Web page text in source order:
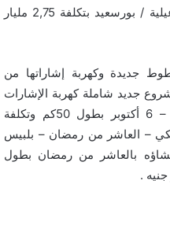
حمادي بالإضافة إلي بنها / الإسماعيلية / بورسعيد بتكلفة 2,75 مليار
جديدة وكهربة إشاراتها من
البدء فى تنفيذ عدد (2) مشروع جديد شاملة كهربة الإشارات
ونظم التحكم وهي خط المناشي – 6 أكتوبر بطول 50كم وتكلفة
الروبيكي – العاشر من رمضان – بلبيس
بالعاشر من رمضان بطول